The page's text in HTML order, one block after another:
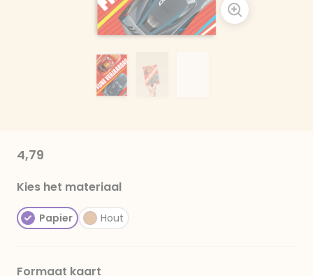
4,79
Kies het materiaal
Papier Hout
Formaat kaart